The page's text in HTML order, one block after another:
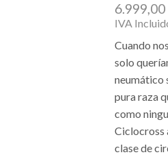
6.999,00
IVA
Cuando
solo
neumático
pura raza
como
Ciclocross
clase de